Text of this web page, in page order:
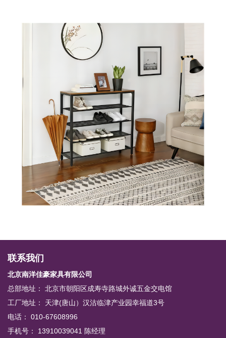
联系我们
北京南洋佳豪家具有限公司
总部地址： 北京市朝阳区成寿寺路城外诚五金交电馆
工厂地址： 天津(唐山）汉沽临津产业园幸福道3号
电话： 010-67608996
手机号： 13910039041 陈经理